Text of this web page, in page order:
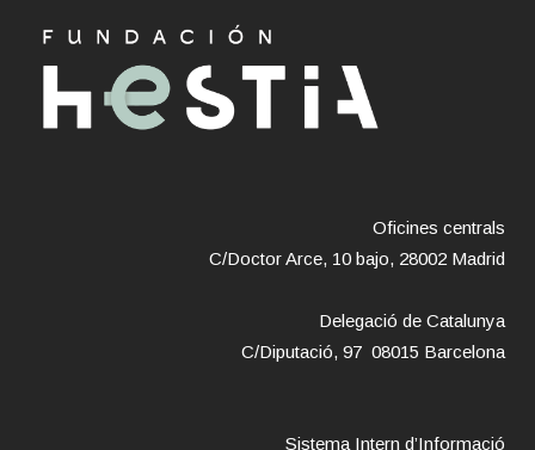
Oficines centrals
C/Doctor Arce, 10 bajo, 28002 Madrid
Delegació de Catalunya
C/Diputació, 97 08015 Barcelona
Sistema Intern d’Informació